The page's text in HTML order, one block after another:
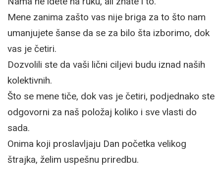
Mene zanima zašto vas nije briga za to što nam
umanjujete šanse da se za bilo šta izborimo, dok
vas je četiri.
Dozvolili ste da vaši lični ciljevi budu iznad naših
kolektivnih.
Što se mene tiče, dok vas je četiri, podjednako ste
odgovorni za naš položaj koliko i sve vlasti do
sada.
Onima koji proslavljaju Dan početka velikog
štrajka, želim uspešnu priredbu.